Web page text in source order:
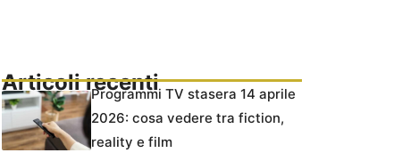
Articoli recentiProgrammi TV stasera 14 aprile
2026: cosa vedere tra fiction,
reality e film